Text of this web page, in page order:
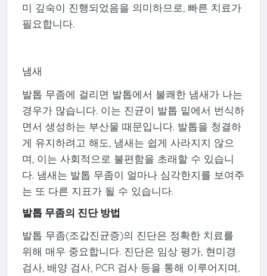
미 깊숙이 진행되었음을 의미하므로, 빠른 치료가
필요합니다.
냄새
발톱 무좀에 걸리면 발톱에서 불쾌한 냄새가 나는
경우가 많습니다. 이는 진균이 발톱 밑에서 번식하
면서 생성하는 부산물 때문입니다. 발톱을 청결하
게 유지하려고 해도, 냄새는 쉽게 사라지지 않으
며, 이는 사회적으로 불편함을 초래할 수 있습니
다. 냄새는 발톱 무좀이 얼마나 심각한지를 보여주
는 또 다른 지표가 될 수 있습니다.
발톱 무좀의 진단 방법
발톱 무좀(조갑진균증)의 진단은 정확한 치료를
위해 매우 중요합니다. 진단은 임상 평가, 현미경
검사, 배양 검사, PCR 검사 등을 통해 이루어지며,